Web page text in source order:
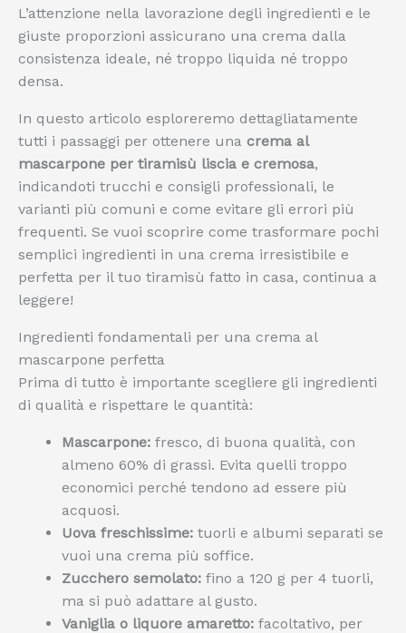
L’attenzione nella lavorazione degli ingredienti e le
giuste proporzioni assicurano una crema dalla
consistenza ideale, né troppo liquida né troppo
densa.
In questo articolo esploreremo dettagliatamente
tutti i passaggi per ottenere una crema al
mascarpone per tiramisù liscia e cremosa,
indicandoti trucchi e consigli professionali, le
varianti più comuni e come evitare gli errori più
frequenti. Se vuoi scoprire come trasformare pochi
semplici ingredienti in una crema irresistibile e
perfetta per il tuo tiramisù fatto in casa, continua a
leggere!
Ingredienti fondamentali per una crema al
mascarpone perfetta
Prima di tutto è importante scegliere gli ingredienti
di qualità e rispettare le quantità:
Mascarpone: fresco, di buona qualità, con
almeno 60% di grassi. Evita quelli troppo
economici perché tendono ad essere più
acquosi.
Uova freschissime: tuorli e albumi separati se
vuoi una crema più soffice.
Zucchero semolato: fino a 120 g per 4 tuorli,
ma si può adattare al gusto.
Vaniglia o liquore amaretto: facoltativo, per